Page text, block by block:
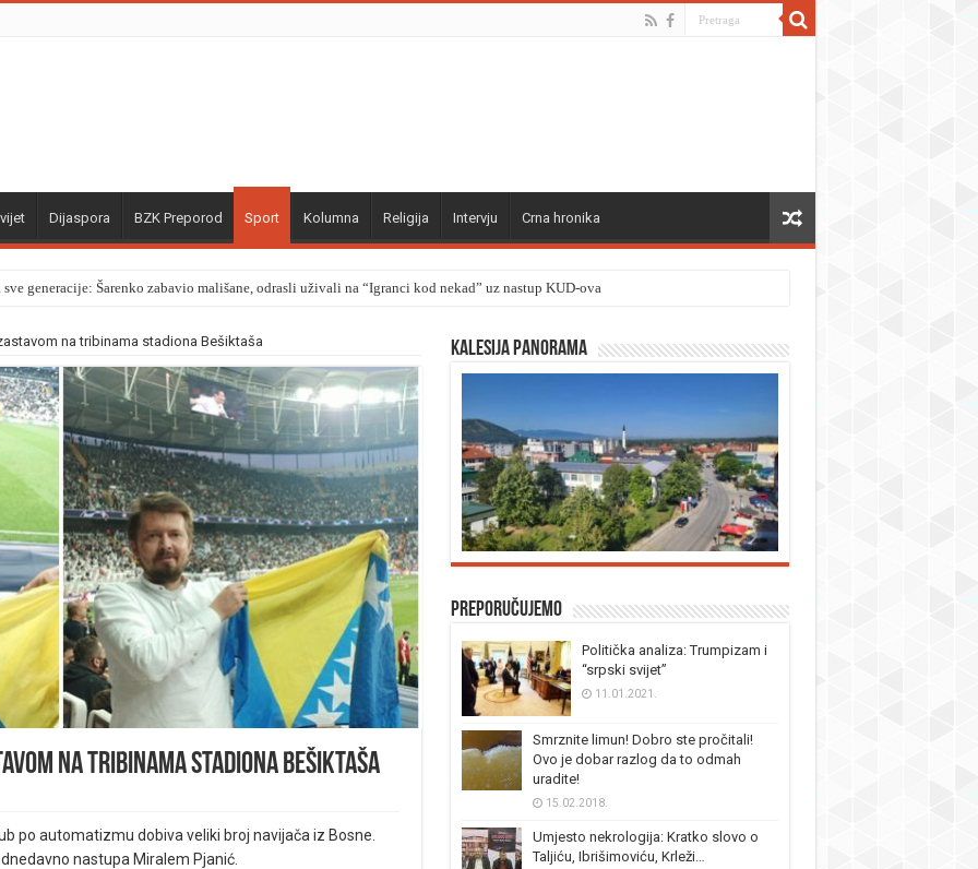
Dijaspora BZK Preporod Sport Kolumna Religija Intervju Crna hronika
generacije: Šarenko zabavio mališane, odrasli uživali na “Igranci kod nekad” uz nastup KUD-ova
na tribinama stadiona Bešiktaša
na tribinama stadiona Bešiktaša
po automatizmu dobiva veliki broj navijača iz Bosne.
nastupa Miralem Pjanić.
Kalesija panorama
Preporučujemo
Politička analiza: Trumpizam i
“srpski svijet”
11.01.2021.
Smrznite limun! Dobro ste pročitali!
Ovo je dobar razlog da to odmah
uradite!
15.02.2018.
Umjesto nekrologija: Kratko slovo o
Taljiću, Ibrišimoviću, Krleži…